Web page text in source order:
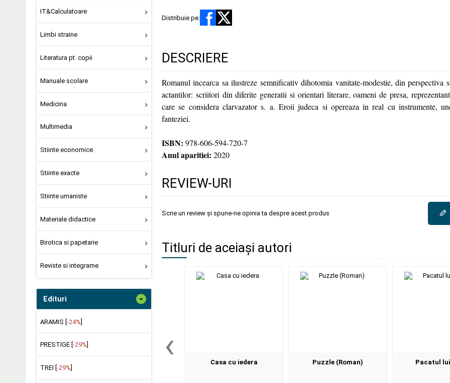
IT&Calculatoare
Limbi straine
Literatura pt. copii
Manuale scolare
Medicina
Multimedia
Stiinte economice
Stiinte exacte
Stiinte umaniste
Materiale didactice
Birotica si papetarie
Reviste si integrame
Edituri -
ARAMIS [-24%]
PRESTIGE [ -29%
TREI [ -29%
Distribuie pe:
DESCRIERE
Romanul incearca sa ilustreze semnificativ dihotomia vanitate-modestie, din
actantilor: scriitori din diferite generatii si orientari literare, oameni de presa,
care se considera clarvazator s. a. Eroii judeca si opereaza in real cu instrumente,
fanteziei.
ISBN: 978-606-594-720-7
Anul aparitiei: 2020
REVIEW-URI
Scrie un review și spune-ne opinia ta despre acest produs ✎
Titluri de aceiași autori
‹ Casa cu iedera Puzzle (Roman) Pacatul